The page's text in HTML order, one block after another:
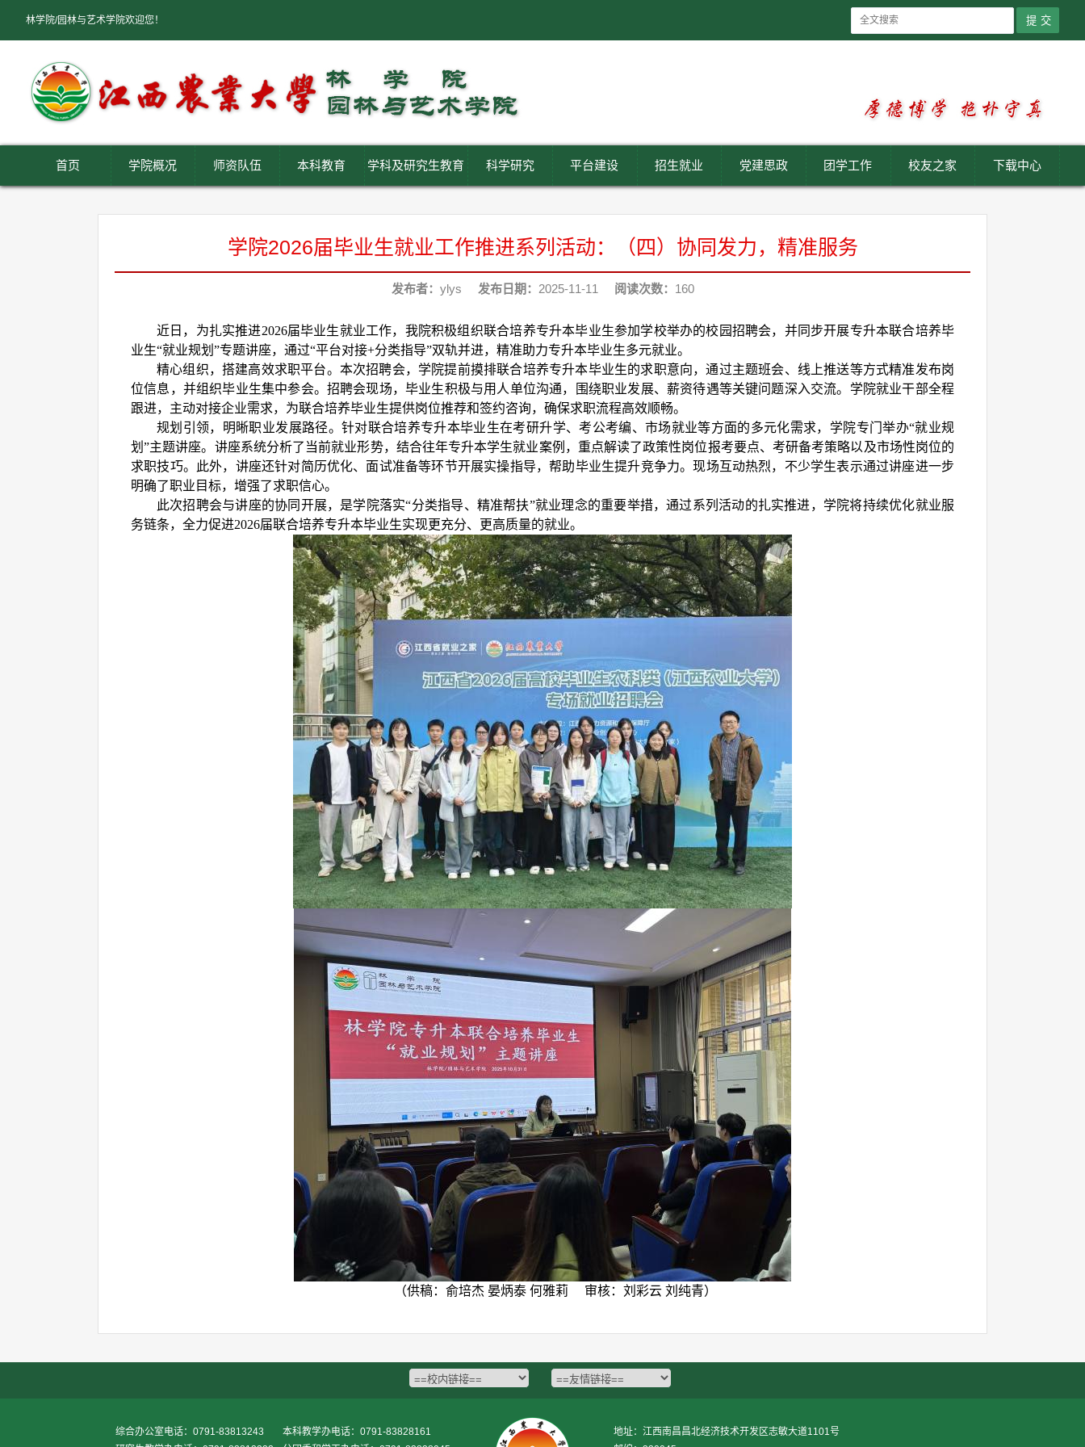
林学院/园林与艺术学院欢迎您！
首页 学院概况 师资队伍 本科教育 学科及研究生教育 科学研究 平台建设 招生就业 党建思政 团学工作 校友之家 下载中心
学院2026届毕业生就业工作推进系列活动：（四）协同发力，精准服务
发布者： ylys 发布日期： 2025-11-11 阅读次数： 160
近日，为扎实推进2026届毕业生就业工作，我院积极组织联合培养专升本毕业生参加学校举办的校园招聘会，并同步开展专升本联合培养毕
业生“就业规划”专题讲座，通过“平台对接+分类指导”双轨并进，精准助力专升本毕业生多元就业。
精心组织，搭建高效求职平台。本次招聘会，学院提前摸排联合培养专升本毕业生的求职意向，通过主题班会、线上推送等方式精准发布岗
位信息，并组织毕业生集中参会。招聘会现场，毕业生积极与用人单位沟通，围绕职业发展、薪资待遇等关键问题深入交流。学院就业干部全程
跟进，主动对接企业需求，为联合培养毕业生提供岗位推荐和签约咨询，确保求职流程高效顺畅。
规划引领，明晰职业发展路径。针对联合培养专升本毕业生在考研升学、考公考编、市场就业等方面的多元化需求，学院专门举办“就业规
划”主题讲座。讲座系统分析了当前就业形势，结合往年专升本学生就业案例，重点解读了政策性岗位报考要点、考研备考策略以及市场性岗位的
求职技巧。此外，讲座还针对简历优化、面试准备等环节开展实操指导，帮助毕业生提升竞争力。现场互动热烈，不少学生表示通过讲座进一步
明确了职业目标，增强了求职信心。
此次招聘会与讲座的协同开展，是学院落实“分类指导、精准帮扶”就业理念的重要举措，通过系列活动的扎实推进，学院将持续优化就业服
务链条，全力促进2026届联合培养专升本毕业生实现更充分、更高质量的就业。
（供稿：俞培杰 晏炳泰 何雅莉 审核：刘彩云 刘纯青）
综合办公室电话：0791-83813243
本科教学办电话：0791-83828161
地址：江西南昌昌北经济技术开发区志敏大道1101号